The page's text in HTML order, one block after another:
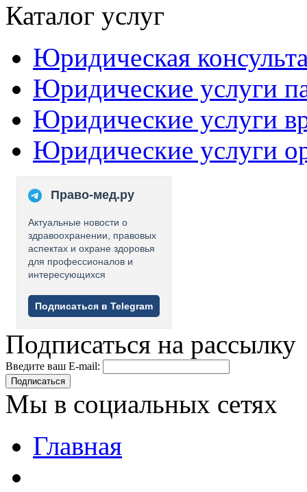
Каталог услуг
Юридическая
Юридические услуги
Юридические услуги
Юридические услуги
Право-мед.ру
Актуальные новости о
здравоохранении, правовых
аспектах и охране здоровья
для профессионалов и
интересующихся
Подписаться в Telegram
Подписаться на рассылку
Введите ваш E-mail:
Подписаться
Мы в социальных сетях
Главная